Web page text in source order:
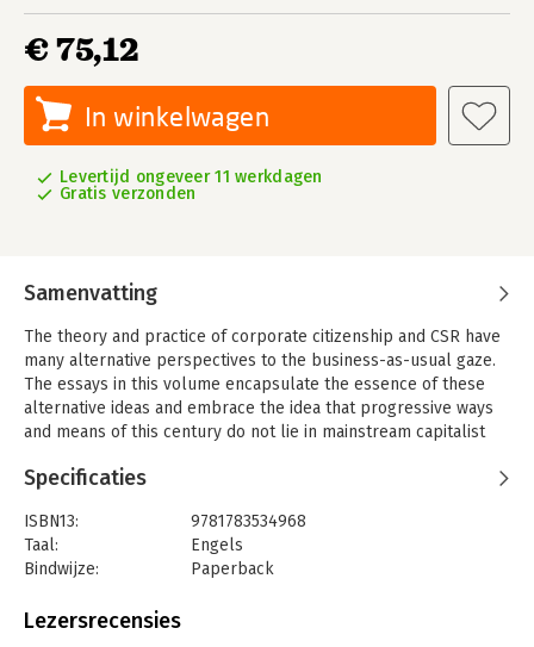
€ 75,12
In winkelwagen
Levertijd ongeveer 11 werkdagen
Gratis verzonden
Samenvatting
The theory and practice of corporate citizenship and CSR have
many alternative perspectives to the business-as-usual gaze.
The essays in this volume encapsulate the essence of these
alternative ideas and embrace the idea that progressive ways
and means of this century do not lie in mainstream capitalist
see the relationship between capitalism, business models and
literature. Globalization and Corporate Citizenship: The
Alternative Gaze features contributions and new analysis from
Klaus M. Leisinger, Chris Laszlo, David Coopperrider, Simon
Specificaties
ISBN13:
9781783534968
Taal:
Engels
Bindwijze:
Paperback
Uitgever:
Lezersrecensies